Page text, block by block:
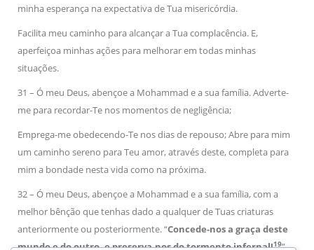
minha esperança na expectativa de Tua misericórdia.
Facilita meu caminho para alcançar a Tua complacência. E,
aperfeiçoa minhas ações para melhorar em todas minhas
situações.
31 – Ó meu Deus, abençoe a Mohammad e a sua família. Adverte-
me para recordar-Te nos momentos de negligência;
Emprega-me obedecendo-Te nos dias de repouso; Abre para mim
um caminho sereno para Teu amor, através deste, completa para
mim a bondade nesta vida como na próxima.
32 – Ó meu Deus, abençoe a Mohammad e a sua família, com a
melhor bênção que tenhas dado a qualquer de Tuas criaturas
anteriormente ou posteriormente. “Concede-nos a graça deste
mundo e do outro, e preserva-nos do tormento infernal!19”